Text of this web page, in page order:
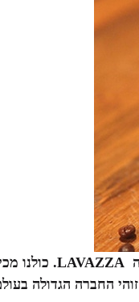
LAVAZZA